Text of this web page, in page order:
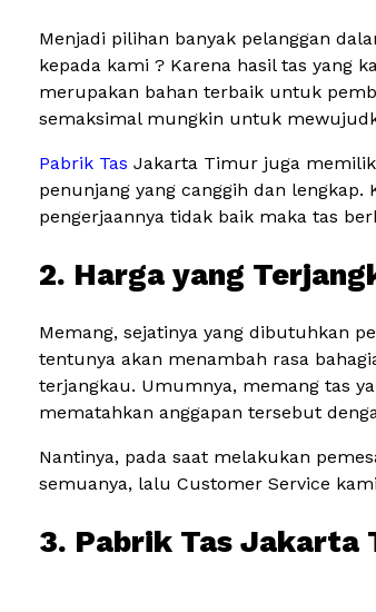
Menjadi pilihan banyak pelanggan
kepada kami ? Karena hasil tas yang
merupakan bahan terbaik untuk
semaksimal mungkin untuk
Pabrik Tas Jakarta Timur juga
penunjang yang canggih dan
pengerjaannya tidak baik maka tas
2. Harga yang
Memang, sejatinya yang dibutuhkan
tentunya akan menambah rasa
terjangkau. Umumnya, memang tas
mematahkan anggapan tersebut
Nantinya, pada saat melakukan
semuanya, lalu Customer Service
3. Pabrik Tas Jakarta